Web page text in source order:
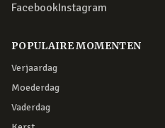
FacebookInstagram
POPULAIRE MOMENTEN
Verjaardag
Moederdag
Vaderdag